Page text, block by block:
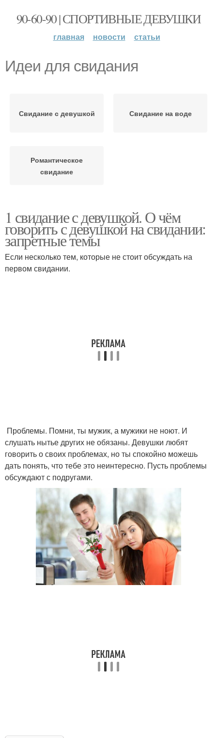
90-60-90 | СПОРТИВНЫЕ ДЕВУШКИ
главная новости статьи
Идеи для свидания
Свидание с девушкой Свидание на воде
Романтическое
свидание
1 свидание с девушкой. О чём
говорить с девушкой на свидании:
запретные темы
Если несколько тем, которые не стоит обсуждать на
первом свидании.
Проблемы. Помни, ты мужик, а мужики не ноют. И
слушать нытье других не обязаны. Девушки любят
говорить о своих проблемах, но ты спокойно можешь
дать понять, что тебе это неинтересно. Пусть проблемы
обсуждают с подругами.